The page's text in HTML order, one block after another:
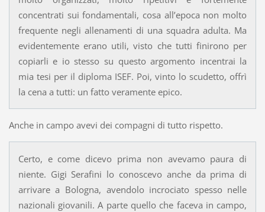
concentrati sui fondamentali, cosa all’epoca non molto
frequente negli allenamenti di una squadra adulta. Ma
evidentemente erano utili, visto che tutti finirono per
copiarli e io stesso su questo argomento incentrai la
mia tesi per il diploma ISEF. Poi, vinto lo scudetto, offrì
la cena a tutti: un fatto veramente epico.
Anche in campo avevi dei compagni di tutto rispetto.
Certo, e come dicevo prima non avevamo paura di
niente. Gigi Serafini lo conoscevo anche da prima di
arrivare a Bologna, avendolo incrociato spesso nelle
nazionali giovanili. A parte quello che faceva in campo,